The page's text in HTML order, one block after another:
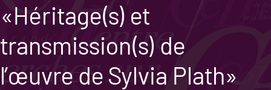
«Héritage(s) et
transmission(s) de
l’œuvre de Sylvia Plath»